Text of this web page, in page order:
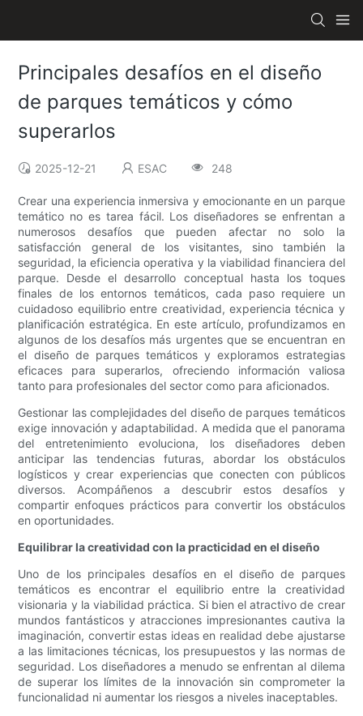
Principales desafíos en el diseño
de parques temáticos y cómo
superarlos
2025-12-21 ESAC 248
Crear una experiencia inmersiva y emocionante en un parque
temático no es tarea fácil. Los diseñadores se enfrentan a
numerosos desafíos que pueden afectar no solo la
satisfacción general de los visitantes, sino también la
seguridad, la eficiencia operativa y la viabilidad financiera del
parque. Desde el desarrollo conceptual hasta los toques
finales de los entornos temáticos, cada paso requiere un
cuidadoso equilibrio entre creatividad, experiencia técnica y
planificación estratégica. En este artículo, profundizamos en
algunos de los desafíos más urgentes que se encuentran en
el diseño de parques temáticos y exploramos estrategias
eficaces para superarlos, ofreciendo información valiosa
tanto para profesionales del sector como para aficionados.
Gestionar las complejidades del diseño de parques temáticos
exige innovación y adaptabilidad. A medida que el panorama
del entretenimiento evoluciona, los diseñadores deben
anticipar las tendencias futuras, abordar los obstáculos
logísticos y crear experiencias que conecten con públicos
diversos. Acompáñenos a descubrir estos desafíos y
compartir enfoques prácticos para convertir los obstáculos
en oportunidades.
Equilibrar la creatividad con la practicidad en el diseño
Uno de los principales desafíos en el diseño de parques
temáticos es encontrar el equilibrio entre la creatividad
visionaria y la viabilidad práctica. Si bien el atractivo de crear
mundos fantásticos y atracciones impresionantes cautiva la
imaginación, convertir estas ideas en realidad debe ajustarse
a las limitaciones técnicas, los presupuestos y las normas de
seguridad. Los diseñadores a menudo se enfrentan al dilema
de superar los límites de la innovación sin comprometer la
funcionalidad ni aumentar los riesgos a niveles inaceptables.